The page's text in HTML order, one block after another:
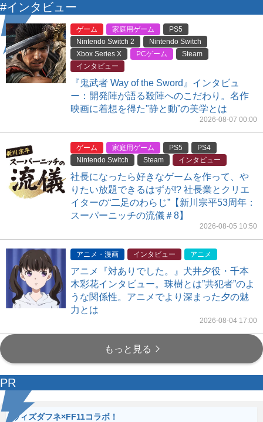
#インタビュー
ゲーム 家庭用ゲーム
PS5
Nintendo Switch 2
Nintendo Switch
Xbox Series X
PCゲーム
Steam
インタビュー
『鬼武者 Way of the Sword』インタビュ
ー：開発陣が語る殺陣へのこだわり。名作
映画に着想を得た"静と動”の美学とは
2026-08-07 00:00
ゲーム 家庭用ゲーム PS5
PS4
Nintendo Switch
Steam インタビュー
社長になったら好きなゲームを作って、や
りたい放題できるはずが!? 社長業とクリエ
イターの“二足のわらじ”【新川宗平53周年：
スーパーニッチの流儀＃8】
2026-08-05 10:50
アニメ・漫画 インタビュー アニメ
アニメ『対ありでした。』犬井夕役・千本
木彩花インタビュー。珠樹とは”共犯者”のよ
うな関係性。アニメでより深まった夕の魅
力とは
2026-08-04 17:00
もっと見る
PR
ウィズダフネ×FF11コラボ！